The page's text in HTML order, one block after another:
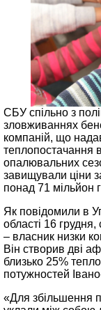
СБУ спільно з
зловживаннях
компаній, що
теплопостачання
опалювальних
завищували ціни
понад 71 мільйон
Як повідомили в
області 16
– власник низки
Він створив дві
близько 25%
потужностей
«Для збільшення